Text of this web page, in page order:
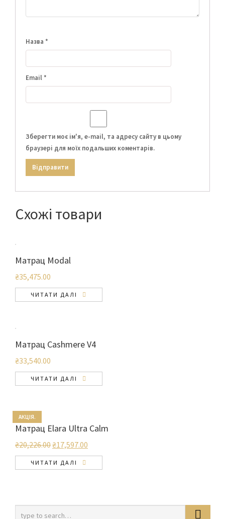
Назва *
Email*
Зберегти моє ім'я, e-mail, та адресу сайту в цьому
браузері для моїх подальших коментарів.
Схожі товари
Матрац Modal
₴35,475.00
ЧИТАТИ ДАЛІ
Матрац Cashmere V4
₴33,540.00
ЧИТАТИ ДАЛІ
АКЦІЯ.
Матрац Elara Ultra Calm
₴20,226.00₴17,597.00
ЧИТАТИ ДАЛІ